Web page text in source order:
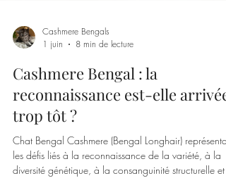
Cashmere Bengals
8 min de lecture
Cashmere Bengal : la
reconnaissance est-elle arrivée
trop tôt ?